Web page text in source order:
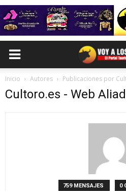
Inicio Autores Publicaciones por
Cultoro.es - Web
759 MENSAJES 0